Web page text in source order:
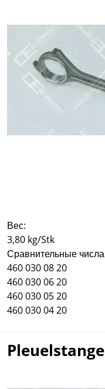
Вес:
3,80 kg/Stk
Сравнительные
460 030 08 20
460 030 06 20
460 030 05 20
460 030 04 20